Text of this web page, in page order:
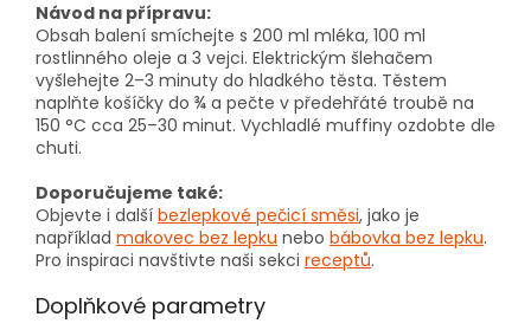
Návod na přípravu:
Obsah balení smíchejte s 200 ml mléka, 100 ml
rostlinného oleje a 3 vejci. Elektrickým šlehačem
vyšlehejte 2–3 minuty do hladkého těsta. Těstem
naplňte košíčky do ¾ a pečte v předehřáté troubě na
150 °C cca 25–30 minut. Vychladlé muffiny ozdobte dle
chuti.
Doporučujeme také:
Objevte i další bezlepkové pečicí směsi, jako je
například makovec bez lepku nebo bábovka bez lepku.
Pro inspiraci navštivte naši sekci receptů.
Doplňkové parametry